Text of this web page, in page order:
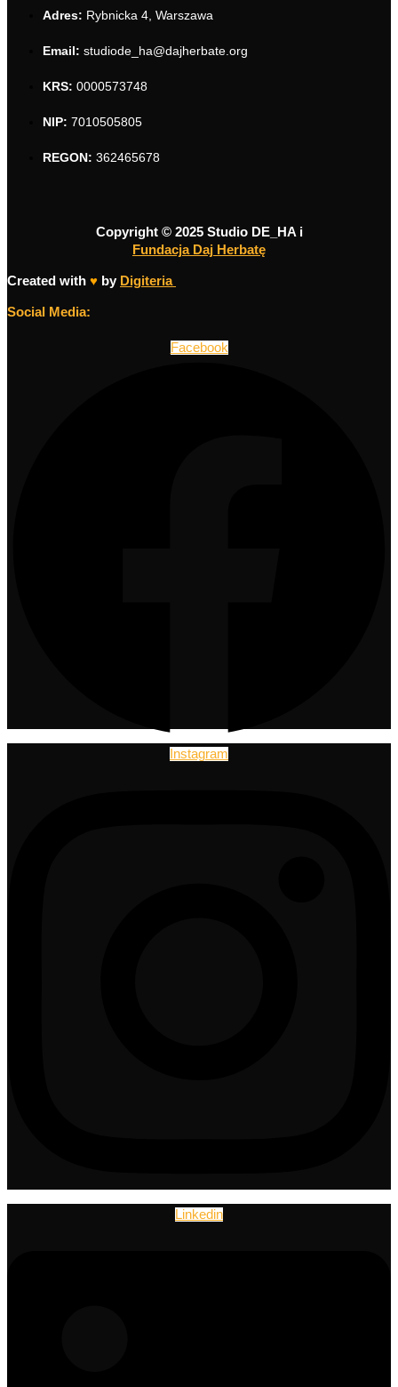
Adres: Rybnicka 4, Warszawa
Email: studiode_ha@dajherbate.org
KRS: 0000573748
NIP: 7010505805
REGON: 362465678
Copyright © 2025 Studio DE_HA i
Fundacja Daj Herbatę
Created with ♥ by Digiteria
Social Media:
Facebook
Instagram
Linkedin